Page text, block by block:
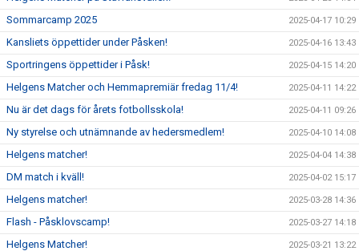
Sommarcamp 2025 2025-04-17 10:29
Kansliets öppettider under Påsken! 2025-04-16 13:43
Sportringens öppettider i Påsk! 2025-04-15 14:20
Helgens Matcher och Hemmapremiär fredag 11/4! 2025-04-11 14:22
Nu är det dags för årets fotbollsskola! 2025-04-11 09:26
Ny styrelse och utnämnande av hedersmedlem! 2025-04-10 14:08
Helgens matcher! 2025-04-04 14:38
DM match i kväll! 2025-04-02 15:17
Helgens matcher! 2025-03-28 14:36
Flash - Påsklovscamp! 2025-03-27 14:18
Helgens Matcher! 2025-03-21 13:22